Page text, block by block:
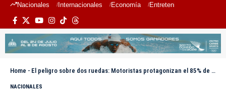
Nacionales Internacionales Economía Entretenimiento
Home - El peligro sobre dos ruedas: Motoristas protagonizan el 85% de las muertes en accidentes de tránsito
NACIONALES